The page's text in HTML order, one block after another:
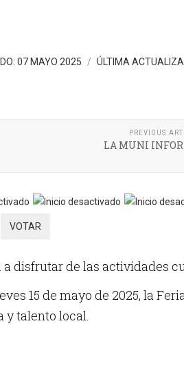
07 MAYO 2025 ÚLTIMA
PREVIOUS
LA MUNI
a disfrutar de las actividades
15 de mayo de 2025, la
y talento local.